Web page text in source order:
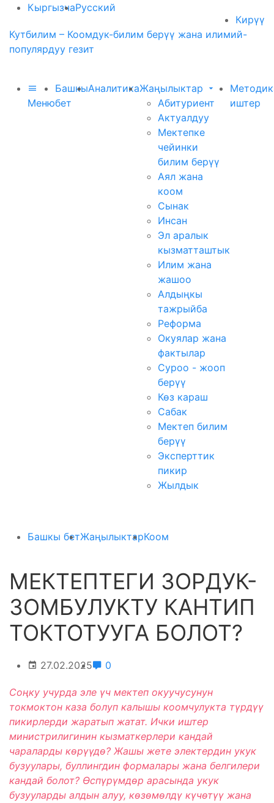
КыргызчаРусский
Кирүү
Кутбилим – Коомдук-билим берүү жана илимий-
популярдуу гезит
Меню
Башкы
бет
АналитикаЖаңылыктар
Абитуриент
Актуалдуу
Мектепке
чейинки
билим берүү
Аял жана
коом
Сынак
Инсан
Эл аралык
кызматташтык
Илим жана
жашоо
Алдыңкы
тажрыйба
Реформа
Окуялар жана
фактылар
Суроо - жооп
берүү
Көз караш
Сабак
Мектеп билим
берүү
Эксперттик
пикир
Жылдык
иштер
Башкы бетЖаңылыктарКоом
МЕКТЕПТЕГИ ЗОРДУК-
ЗОМБУЛУКТУ КАНТИП
ТОКТОТУУГА БОЛОТ?
27.02.2025 0
Соңку учурда эле үч мектеп окуучусунун
токмоктон каза болуп калышы коомчулукта түрдүү
пикирлерди жаратып жатат. Ички иштер
министрилигинин кызматкерлери кандай
чараларды көрүүдө? Жашы жете электердин укук
бузуулары, буллингдин формалары жана белгилери
кандай болот? Өспүрүмдөр арасында укук
бузууларды алдын алуу, көзөмөлдү күчөтүү жана